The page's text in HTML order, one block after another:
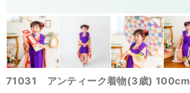
71031 アンティーク着物(3歳) 100cm